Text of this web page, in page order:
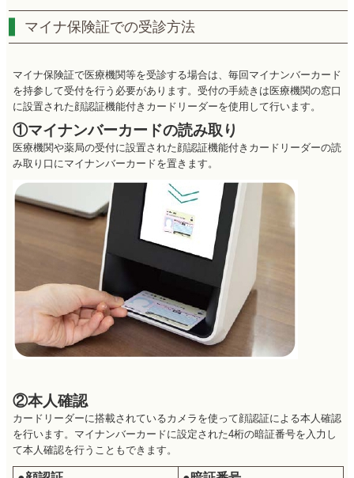
マイナ保険証での受診方法
マイナ保険証で医療機関等を受診する場合は、毎回マイナンバーカード
を持参して受付を行う必要があります。受付の手続きは医療機関の窓口
に設置された顔認証機能付きカードリーダーを使用して行います。
①マイナンバーカードの読み取り
医療機関や薬局の受付に設置された顔認証機能付きカードリーダーの読
み取り口にマイナンバーカードを置きます。
②本人確認
カードリーダーに搭載されているカメラを使って顔認証による本人確認
を行います。マイナンバーカードに設定された4桁の暗証番号を入力し
て本人確認を行うこともできます。